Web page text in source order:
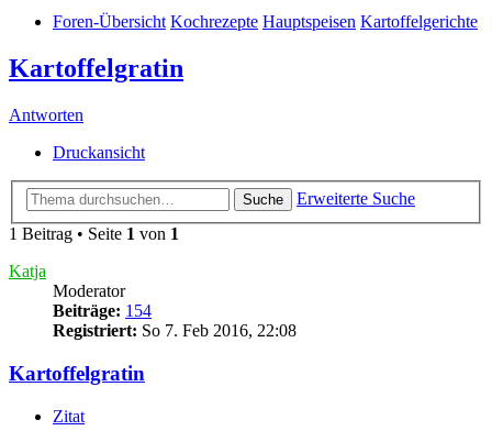
Foren-Übersicht Kochrezepte Hauptspeisen Kartoffelgerichte
Kartoffelgratin
Antworten
Druckansicht
Suche
Erweiterte Suche
1 Beitrag • Seite 1 von 1
Katja
Moderator
Beiträge: 154
Registriert: So 7. Feb 2016, 22:08
Kartoffelgratin
Zitat